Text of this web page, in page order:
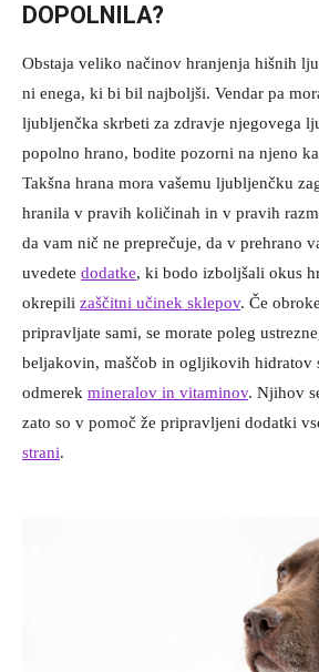
DOPOLNILA?
Obstaja veliko načinov hranjenja hišnih
ni enega, ki bi bil najboljši. Vendar pa
ljubljenčka skrbeti za zdravje njegovega
popolno hrano, bodite pozorni na njeno
Takšna hrana mora vašemu ljubljenčku
hranila v pravih količinah in v pravih
da vam nič ne preprečuje, da v prehrano
uvedete dodatke, ki bodo izboljšali okus
okrepili zaščitni učinek sklepov. Če
pripravljate sami, se morate poleg
beljakovin, maščob in ogljikovih hidratov
odmerek mineralov in vitaminov. Njihov
zato so v pomoč že pripravljeni dodatki
strani.